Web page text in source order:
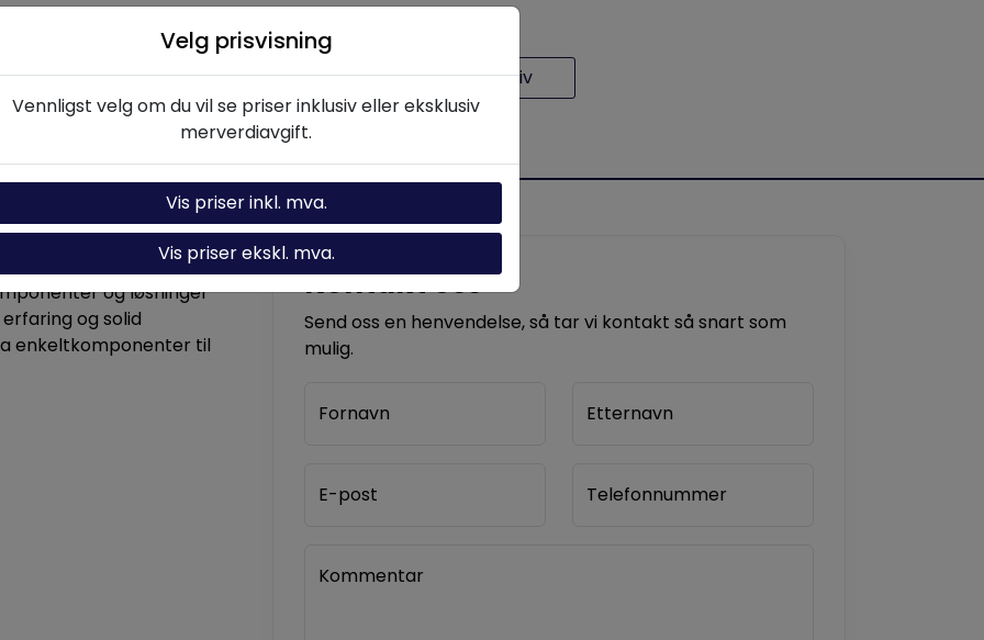
Spesifikasjoner Dokumentarkiv
og løsninger
og solid
enkeltkomponenter til
Kontakt oss
Send oss en henvendelse, så tar vi kontakt så snart som
mulig.
Fornavn Etternavn
E-post Telefonnummer
Kommentar
Velg prisvisning
Vennligst velg om du vil se priser inklusiv eller eksklusiv
merverdiavgift.
Vis priser inkl. mva.
Vis priser ekskl. mva.